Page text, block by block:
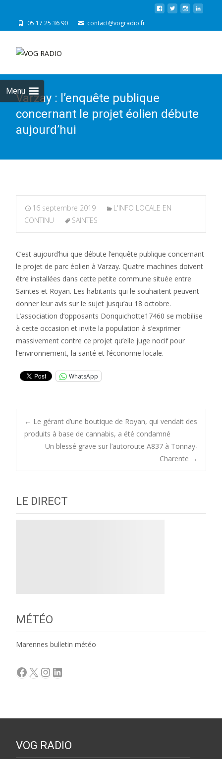
05 17 25 36 90 contact@vogradio.fr
Menu
Varzay : l’enquête publique
concernant le projet éolien débute
aujourd’hui
16 septembre 2019
L'INFO LOCALE EN
CONTINU
SAINTES
C’est aujourd’hui que débute l’enquête publique concernant
le projet de parc éolien à Varzay. Quatre machines doivent
être installées dans cette petite commune située entre
Saintes et Royan. Les habitants qui le souhaitent peuvent
donner leur avis sur le sujet jusqu’au 18 octobre.
L’association d’opposants Donquichotte17460 se mobilise
à cette occasion et invite la population à s’exprimer
massivement contre ce projet qu’elle juge nocif pour
l’environnement, la santé et l’économie locale.
WhatsApp
Post
navigation
← Le gérant d’une boutique de Royan, qui vendait des
produits à base de cannabis, a été condamné
Un blessé grave sur l’autoroute A837 à Tonnay-
Charente →
LE DIRECT
MÉTÉO
Marennes bulletin météo
Facebook
X Instagram
LinkedIn
VOG RADIO